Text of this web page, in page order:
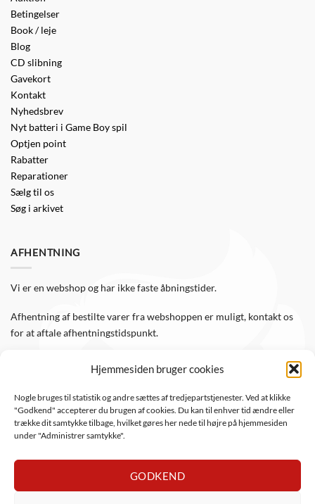
Hjemmesiden bruger cookies
Nogle bruges til statistik og andre sættes af tredjepartstjenester. Ved at klikke
"Godkend" accepterer du brugen af cookies. Du kan til enhver tid ændre eller
trække dit samtykke tilbage, hvilket gøres her nede til højre på hjemmesiden
under "Administrer samtykke".
GODKEND
Betingelser
Book / leje
Blog
CD slibning
Gavekort
Kontakt
Nyhedsbrev
Nyt batteri i Game Boy spil
Optjen point
Rabatter
Reparationer
Sælg til os
Søg i arkivet
AFHENTNING
Vi er en webshop og har ikke faste åbningstider.
Afhentning af bestilte varer fra webshoppen er muligt, kontakt os
for at aftale afhentningstidspunkt.
Følg WTS Retro på de sociale medier, så er du altid opdateret.